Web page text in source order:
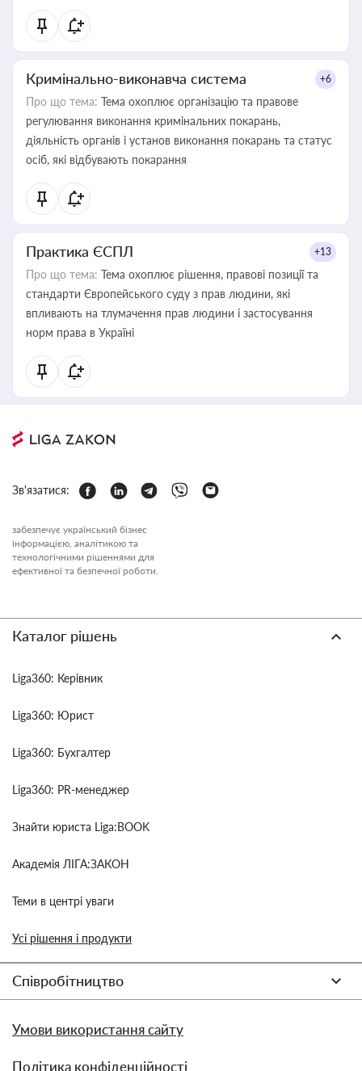
Кримінально-виконавча система +6
Про що тема: Тема охоплює організацію та правове
регулювання виконання кримінальних покарань,
діяльність органів і установ виконання покарань та статус
осіб, які відбувають покарання
Практика ЄСПЛ +13
Про що тема: Тема охоплює рішення, правові позиції та
стандарти Європейського суду з прав людини, які
впливають на тлумачення прав людини і застосування
норм права в Україні
Зв'язатися:
забезпечує український бізнес
інформацією, аналітикою та
технологічними рішеннями для
ефективної та безпечної роботи.
Каталог рішень
Liga360: Керівник
Liga360: Юрист
Liga360: Бухгалтер
Liga360: PR-менеджер
Знайти юриста Liga:BOOK
Академія ЛІГА:ЗАКОН
Теми в центрі уваги
Усі рішення і продукти
Співробітництво
Умови використання сайту
Політика конфіденційності